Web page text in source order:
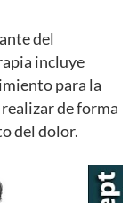
del
incluye
para la
de forma
del dolor.